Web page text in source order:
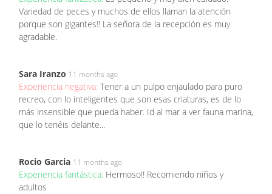
Variedad de peces y muchos de ellos llaman la atención
porque son gigantes!! La señora de la recepción es muy
agradable.
Sara Iranzo 11 months ago
Experiencia negativa: Tener a un pulpo enjaulado para puro
recreo, con lo inteligentes que son esas criaturas, es de lo
más insensible que pueda haber. Id al mar a ver fauna marina,
que lo tenéis delante...
Rocio Garcia 11 months ago
Experiencia fantástica: Hermoso!! Recomiendo niños y
adultos